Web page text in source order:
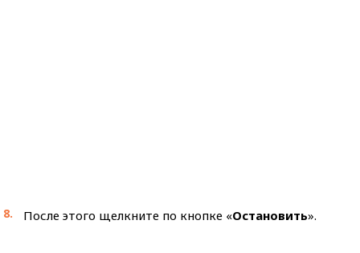
После этого щелкните по кнопке «Остановить».